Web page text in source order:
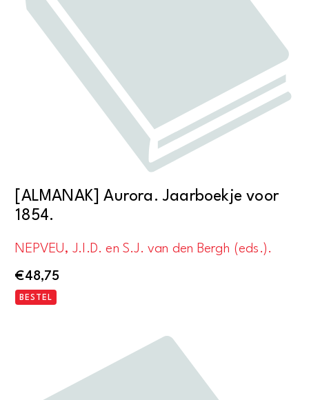
[ALMANAK] Aurora. Jaarboekje voor
1854.
NEPVEU, J.I.D. en S.J. van den Bergh (eds.).
€48,75
BESTEL